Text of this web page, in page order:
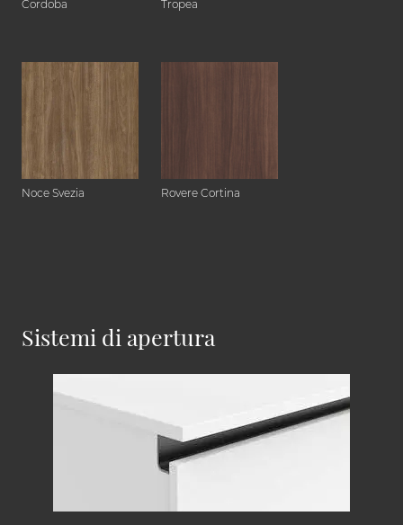
Cordoba Tropea
Noce Svezia Rovere Cortina
Sistemi di apertura